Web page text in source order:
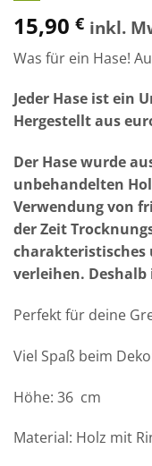
15,90 € inkl.
Was für ein Hase!
Jeder Hase ist ein
Hergestellt aus
Der Hase wurde
unbehandelten
Verwendung von
der Zeit
charakteristisches
verleihen.
Perfekt für deine
Viel Spaß beim
Höhe: 36 cm
Material: Holz mit